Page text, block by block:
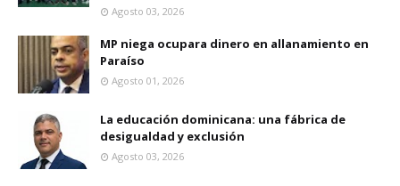
Agosto 03, 2026
MP niega ocupara dinero en allanamiento en
Paraíso
Agosto 01, 2026
La educación dominicana: una fábrica de
desigualdad y exclusión
Agosto 03, 2026